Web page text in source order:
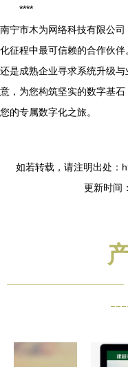
****
南宁市木为网络科技有限公
化征程中最可信赖的合作伙
还是成熟企业寻求系统升级
意，为您构筑坚实的数字基
您的专属数字化之旅。
如若转载，请注明出处：
更新时间